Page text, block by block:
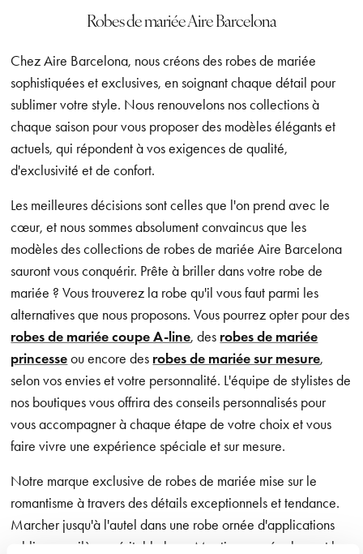
Robes de mariée Aire Barcelona
Chez Aire Barcelona, nous créons des robes de mariée
sophistiquées et exclusives, en soignant chaque détail pour
sublimer votre style. Nous renouvelons nos collections à
chaque saison pour vous proposer des modèles élégants et
actuels, qui répondent à vos exigences de qualité,
d'exclusivité et de confort.
Les meilleures décisions sont celles que l'on prend avec le
cœur, et nous sommes absolument convaincus que les
modèles des collections de robes de mariée Aire Barcelona
sauront vous conquérir. Prête à briller dans votre robe de
mariée ? Vous trouverez la robe qu'il vous faut parmi les
alternatives que nous proposons. Vous pourrez opter pour des
robes de mariée coupe A-line, des robes de mariée
princesseou encore des robes de mariée sur mesure,
selon vos envies et votre personnalité. L'équipe de stylistes de
nos boutiques vous offrira des conseils personnalisés pour
vous accompagner à chaque étape de votre choix et vous
faire vivre une expérience spéciale et sur mesure.
Notre marque exclusive de robes de mariée mise sur le
romantisme à travers des détails exceptionnels et tendance.
Marcher jusqu'à l'autel dans une robe ornée d'applications
sublimes, voilà un véritable luxe. Mentionnons également les